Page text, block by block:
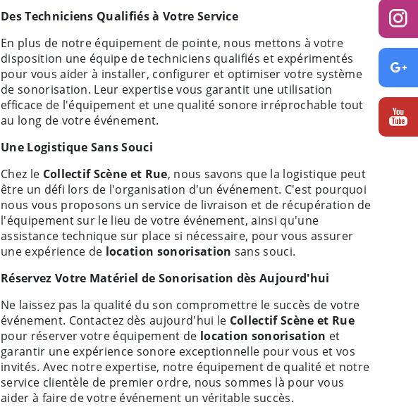
Des Techniciens Qualifiés à Votre Service
En plus de notre équipement de pointe, nous mettons à votre
disposition une équipe de techniciens qualifiés et expérimentés
pour vous aider à installer, configurer et optimiser votre système
de sonorisation. Leur expertise vous garantit une utilisation
efficace de l'équipement et une qualité sonore irréprochable tout
au long de votre événement.
Une Logistique Sans Souci
Chez le Collectif Scène et Rue, nous savons que la logistique peut
être un défi lors de l'organisation d'un événement. C'est pourquoi
nous vous proposons un service de livraison et de récupération de
l'équipement sur le lieu de votre événement, ainsi qu'une
assistance technique sur place si nécessaire, pour vous assurer
une expérience de location sonorisation sans souci.
Réservez Votre Matériel de Sonorisation dès Aujourd'hui
Ne laissez pas la qualité du son compromettre le succès de votre
événement. Contactez dès aujourd'hui le Collectif Scène et Rue
pour réserver votre équipement de location sonorisation et
garantir une expérience sonore exceptionnelle pour vous et vos
invités. Avec notre expertise, notre équipement de qualité et notre
service clientèle de premier ordre, nous sommes là pour vous
aider à faire de votre événement un véritable succès.